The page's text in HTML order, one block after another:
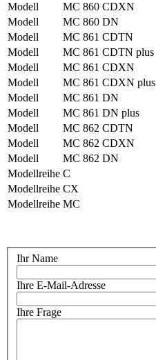
Modell
MC 860 CDXN
Modell
MC 860 DN
Modell
MC 861 CDTN
Modell
MC 861 CDTN plus
Modell
MC 861 CDXN
Modell
MC 861 CDXN plus
Modell
MC 861 DN
Modell
MC 861 DN plus
Modell
MC 862 CDTN
Modell
MC 862 CDXN
Modell
MC 862 DN
Modellreihe C
Modellreihe CX
Modellreihe MC
Ihr Name
Ihre E-Mail-Adresse
Ihre Frage